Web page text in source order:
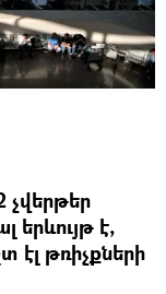
չվերթեր
երևույթ է,
էլ թռիչքների